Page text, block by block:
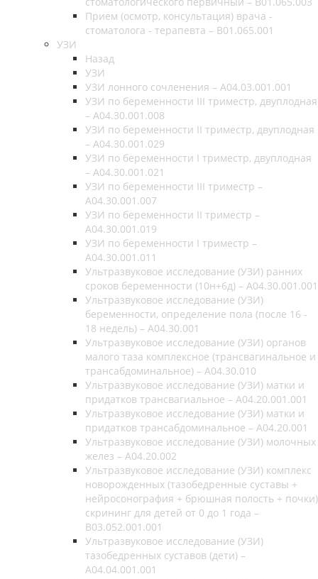
Прием (осмотр, консультация) врача -
стоматолога - терапевта – B01.065.001
УЗИ
Назад
УЗИ
УЗИ лонного сочленения – A04.03.001.001
УЗИ по беременности III триместр, двуплодная
– A04.30.001.008
УЗИ по беременности II триместр, двуплодная
– A04.30.001.029
УЗИ по беременности I триместр, двуплодная
– A04.30.001.021
УЗИ по беременности III триместр –
A04.30.001.007
УЗИ по беременности II триместр –
A04.30.001.019
УЗИ по беременности I триместр –
A04.30.001.011
Ультразвуковое исследование (УЗИ) ранних
сроков беременности (10н+6д) – A04.30.001.001
Ультразвуковое исследование (УЗИ)
беременности, определение пола (после 16 -
18 недель) – A04.30.001
Ультразвуковое исследование (УЗИ) органов
малого таза комплексное (трансвагинальное и
трансабдоминальное) – A04.30.010
Ультразвуковое исследование (УЗИ) матки и
придатков трансвагиальное – A04.20.001.001
Ультразвуковое исследование (УЗИ) матки и
придатков трансабдоминальное – A04.20.001
Ультразвуковое исследование (УЗИ) молочных
желез – A04.20.002
Ультразвуковое исследование (УЗИ) комплекс
новорожденных (тазобедренные суставы +
нейросонография + брюшная полость + почки)
скрининг для детей от 0 до 1 года –
В03.052.001.001
Ультразвуковое исследование (УЗИ)
тазобедренных суставов (дети) –
A04.04.001.001